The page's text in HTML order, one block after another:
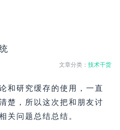
文章分类：技术干货
和研究缓存的使用，一直
楚，所以这次把和朋友讨
关问题总结总结。